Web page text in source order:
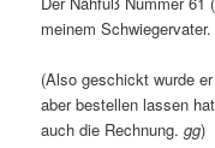
meinem Schwiegervater.
(Also geschickt wurde
aber bestellen lassen
auch die Rechnung.gg)